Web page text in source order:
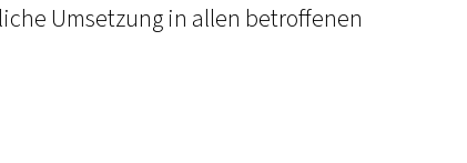
Umsetzung in allen betroffenen